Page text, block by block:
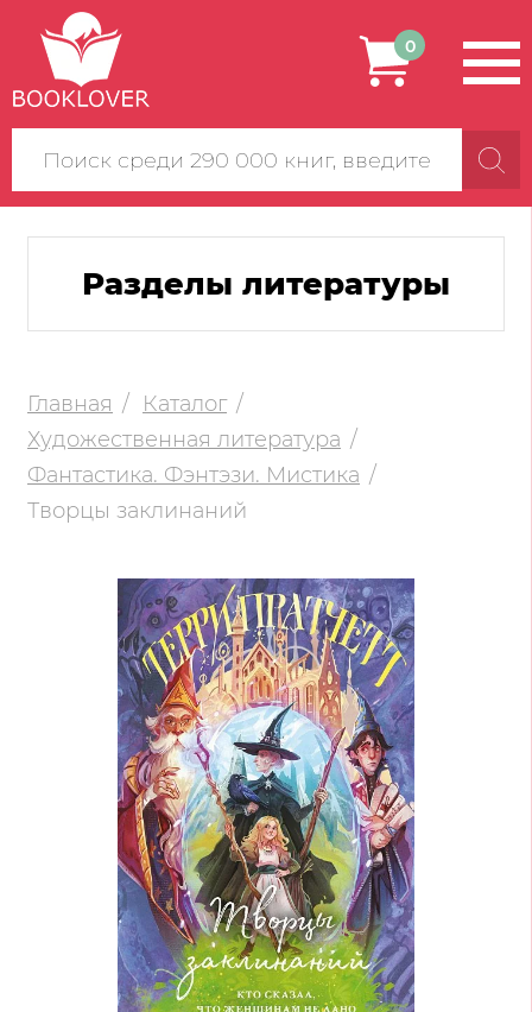
Поиск
по
сайту
0
Разделы литературы
Главная
Каталог
Художественная литература
Фантастика. Фэнтэзи. Мистика
Творцы заклинаний